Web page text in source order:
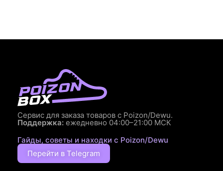
Сервис для заказа товаров с Poizon/Dewu.
Поддержка: ежедневно 04:00–21:00 МСК
Гайды, советы и находки с Poizon/Dewu
Перейти в Telegram